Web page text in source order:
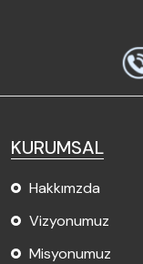
KURUMSAL
Hakkımzda
Vizyonumuz
Misyonumuz